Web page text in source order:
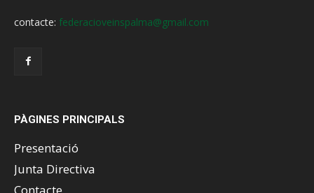
contacte: federacioveinspalma@gmail.com
PÀGINES PRINCIPALS
Presentació
Junta Directiva
Contacte